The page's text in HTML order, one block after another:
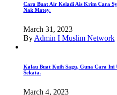
Cara Buat Air Keladi Ais Krim Cara
Nak Matey.
March 31, 2023
By Admin I Muslim Network
Kalau Buat Kuih Sagu, Guna Cara Ini
Sekata.
March 4, 2023